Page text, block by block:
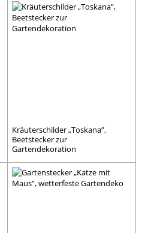
Kräuterschilder „Toskana”,
Beetstecker zur
Gartendekoration